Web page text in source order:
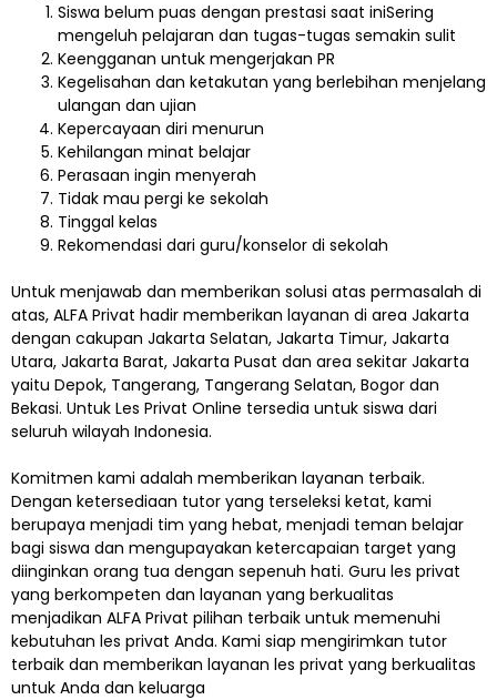
Siswa belum puas dengan prestasi saat iniSering
mengeluh pelajaran dan tugas-tugas semakin sulit
Keengganan untuk mengerjakan PR
Kegelisahan dan ketakutan yang berlebihan menjelang
ulangan dan ujian
Kepercayaan diri menurun
Kehilangan minat belajar
Perasaan ingin menyerah
Tidak mau pergi ke sekolah
Tinggal kelas
Rekomendasi dari guru/konselor di sekolah
Untuk menjawab dan memberikan solusi atas permasalah di
atas, ALFA Privat hadir memberikan layanan di area Jakarta
dengan cakupan Jakarta Selatan, Jakarta Timur, Jakarta
Utara, Jakarta Barat, Jakarta Pusat dan area sekitar Jakarta
yaitu Depok, Tangerang, Tangerang Selatan, Bogor dan
Bekasi. Untuk Les Privat Online tersedia untuk siswa dari
seluruh wilayah Indonesia.
Komitmen kami adalah memberikan layanan terbaik.
Dengan ketersediaan tutor yang terseleksi ketat, kami
berupaya menjadi tim yang hebat, menjadi teman belajar
bagi siswa dan mengupayakan ketercapaian target yang
diinginkan orang tua dengan sepenuh hati. Guru les privat
yang berkompeten dan layanan yang berkualitas
menjadikan ALFA Privat pilihan terbaik untuk memenuhi
kebutuhan les privat Anda. Kami siap mengirimkan tutor
terbaik dan memberikan layanan les privat yang berkualitas
untuk Anda dan keluarga